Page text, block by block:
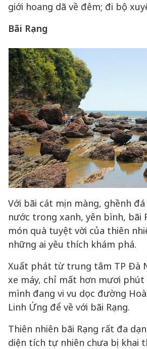
giới hoang dã về đêm; đi bộ
Bãi Rạng
Với bãi cát mịn màng, ghềnh
nước trong xanh, yên bình, bãi
món quà tuyệt vời của thiên
những ai yêu thích khám phá.
Xuất phát từ trung tâm TP Đà
xe máy, chỉ mất hơn mươi
mình đang vi vu dọc đường
Linh Ứng để về với bãi Rạng.
Thiên nhiên bãi Rạng rất đa
diện tích tự nhiên chưa bị khai